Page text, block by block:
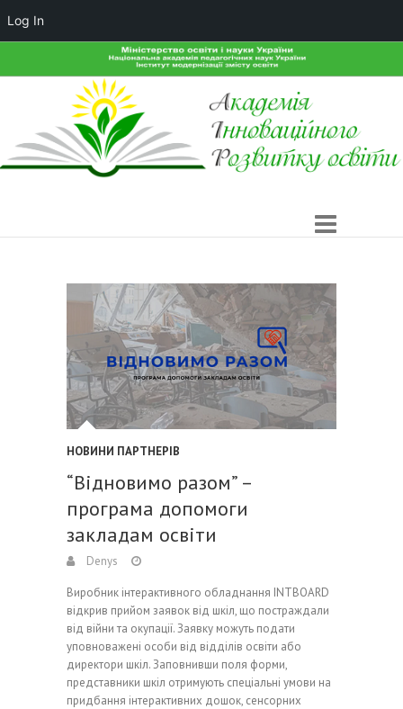
НОВИНИ ПАРТНЕРІВ
“Відновимо разом” –
програма допомоги
закладам освіти
Denys
Виробник інтерактивного обладнання INTBOARD
відкрив прийом заявок від шкіл, що постраждали
від війни та окупації. Заявку можуть подати
уповноважені особи від відділів освіти або
директори шкіл. Заповнивши поля форми,
представники шкіл отримують спеціальні умови на
придбання інтерактивних дошок, сенсорних
Log In